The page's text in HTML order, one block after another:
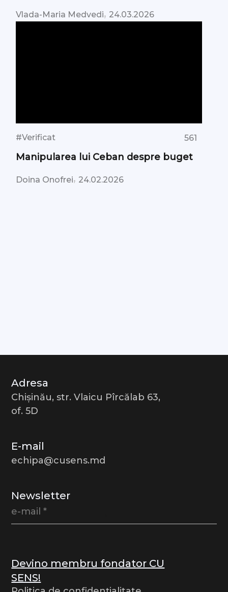
Vlada-Maria Medvedi, 24.03.2026
#Verificat 561
Manipularea lui Ceban despre buget
Doina Onofrei, 24.02.2026
Adresa
Chișinău, str. Vlaicu Pîrcălab 63,
of. 5D
E-mail
echipa@cusens.md
Newsletter
Devino membru fondator CU
SENS!